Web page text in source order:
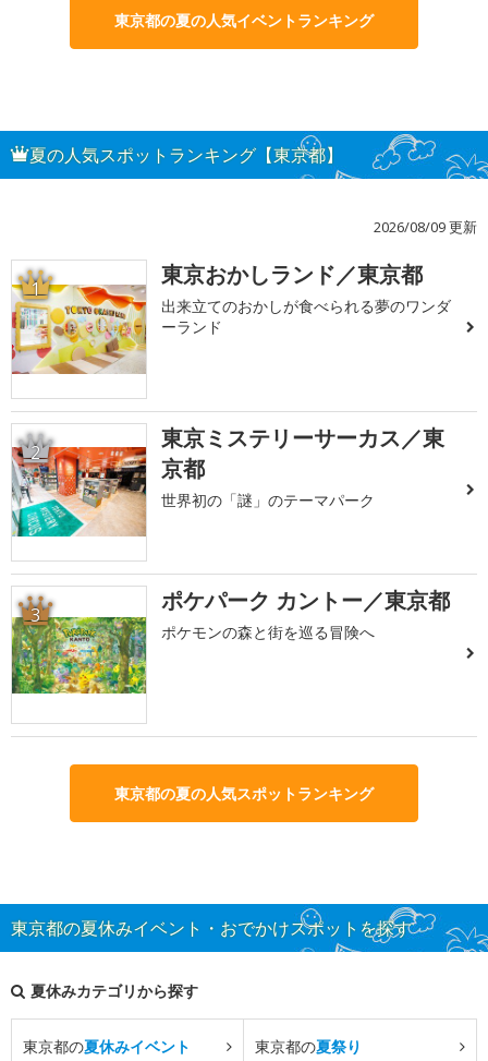
東京都の夏の人気イベントランキング
夏の人気スポットランキング【東京都】
2026/08/09 更新
1 東京おかしランド／東京都
出来立てのおかしが食べられる夢のワンダ
ーランド
2
東京ミステリーサーカス／東
京都
世界初の「謎」のテーマパーク
3 ポケパーク カントー／東京都
ポケモンの森と街を巡る冒険へ
東京都の夏の人気スポットランキング
東京都の夏休みイベント・おでかけスポットを探す
夏休みカテゴリから探す
東京都の夏休みイベント 東京都の夏祭り